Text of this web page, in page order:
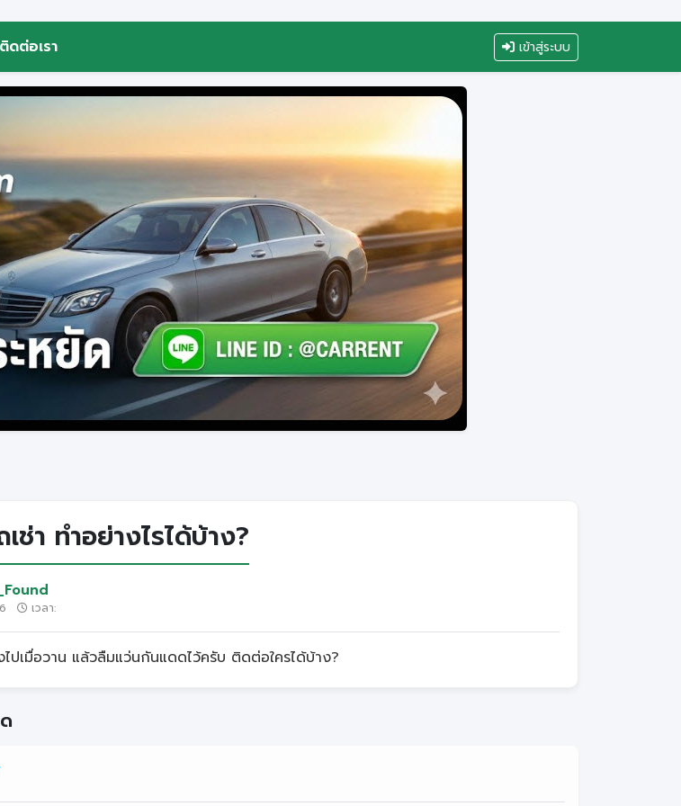
ติดต่อเรา เข้าสู่ระบบ
ช่า ทำอย่างไรได้บ้าง?
เวลา:
ปเมื่อวาน แล้วลืมแว่นกันแดดไว้ครับ ติดต่อใครได้บ้าง?